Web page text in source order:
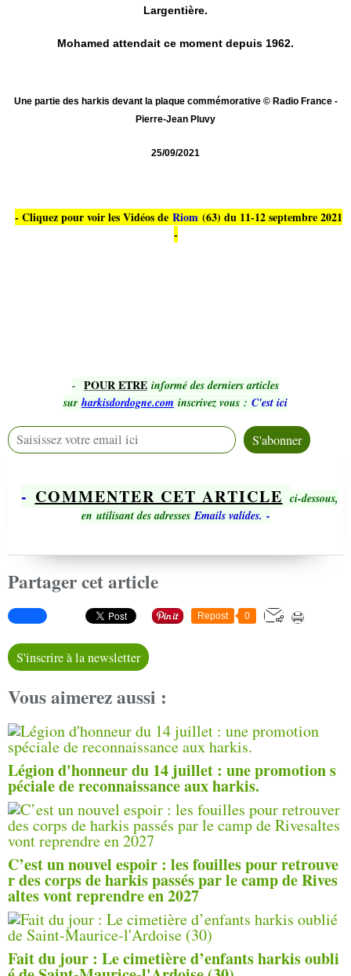
Largentière.
Mohamed attendait ce moment depuis 1962.
Une partie des harkis devant la plaque commémorative © Radio France -
Pierre-Jean Pluvy
25/09/2021
- Cliquez pour voir les Vidéos de Riom (63) du 11-12 septembre 2021
-
- POUR ETRE informé des derniers articles
sur harkisdordogne.com inscrivez vous : C'est ici
- COMMENTER CET ARTICLE ci-dessous,
en utilisant des adressesEmails valides. -
Partager cet article
Repost 0
S'inscrire à la newsletter
Vous aimerez aussi :
Légion d'honneur du 14 juillet : une promotion s
péciale de reconnaissance aux harkis.
C’est un nouvel espoir : les fouilles pour retrouve
r des corps de harkis passés par le camp de Rives
altes vont reprendre en 2027
Fait du jour : Le cimetière d’enfants harkis oubli